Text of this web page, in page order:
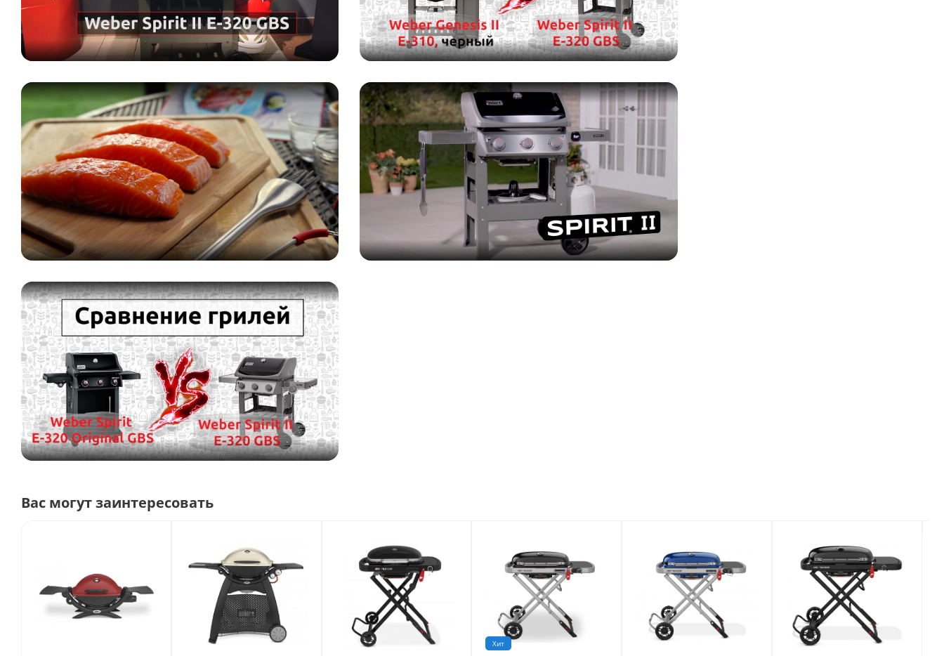
Специальное решение для применения аксессуаров серии Gourmet BBQ System. Хорошая теплопроводность и
теплоемкость. Устойчивость к любым способам очистки. Используемая область 60 х 46 см
Стальная сетка, расположенная на достаточном удалении от горелок, предназначенная для подогрева и поддержания
Над горелками размещаются специальные пластины из нержавеющей стали (Flavorizer bars ®). Таким образом горелки
защищены от загрязнения жиром. При этом соки и жир, попадающие на раскаленные пластины испаряются, что
придает продукту настоящий аромат барбекю
Пьезоэлектрическое зажигание + система Crossover. Система пьезоподжига установлена на одной основной горелке,
после воспламенения которой загорается мини-горелка Crossover, выполняющую функции фитиля для остальных
горелок. Поджиг газа осуществляется при нажатии кнопки на корпусе
Держатель для 6-ти столовых приборов
Съемный поддон для сбора стекающего жира. Для максимального удобства дополнительно используйте одноразовые
алюминиевые поддоны идеально подходящие для данной модели
2 боковых столика из нержавеющей стали, левый столик складной
Внутренняя ограниченная гарантия Weber
Гарантия на литые алюминиевые детали и крышку - 10 лет
Гарантия на горелки - 10 лет
Гарантия на решетку для гриля - 5 лет
Гарантия на все остальные детали, включая детали системы зажигания и пластины Flavorizer bars - 2 года
Руководство пользователя в комплекте
Сделано в КНР
Вас могут заинтересовать
Хит